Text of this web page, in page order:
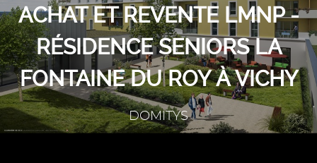
ACHAT ET REVENTE LMNP -
RÉSIDENCE SENIORS LA
FONTAINE DU ROY À VICHY
DOMITYS